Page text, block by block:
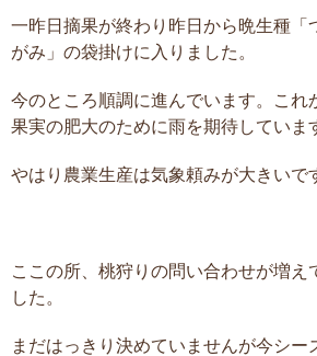
一昨日摘果が終わり昨日から晩生種「
がみ」の袋掛けに入りました。
今のところ順調に進んでいます。これ
果実の肥大のために雨を期待していま
やはり農業生産は気象頼みが大きいで
ここの所、桃狩りの問い合わせが増え
した。
まだはっきり決めていませんが今シー